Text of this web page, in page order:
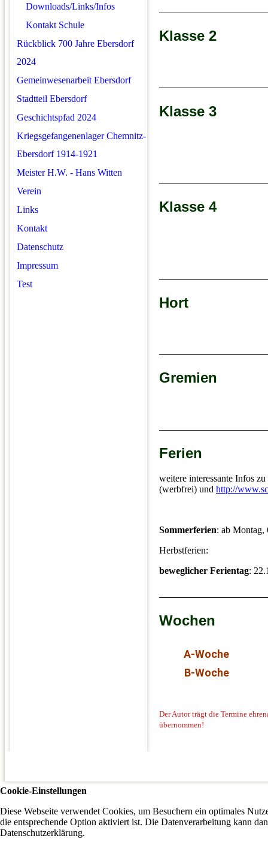
Downloads/Links/Infos
Kontakt Schule
Rückblick 700 Jahre Ebersdorf
2024
Gemeinwesenarbeit Ebersdorf
Stadtteil Ebersdorf
Geschichtspfad 2024
Kriegsgefangenenlager Chemnitz-
Ebersdorf 1914-1921
Meister H.W. - Hans Witten
Verein
Links
Kontakt
Datenschutz
Impressum
Test
Klasse 2
Klasse 3
Klasse 4
Hort
Gremien
Ferien
weitere interessante Infos
(werbfrei) und http://
Sommerferien: ab Montag,
Herbstferien:
beweglicher Ferientag:
Wochen
A-Woche
B-Woche
Der Autor trägt die Termine
übernommen!
Cookie-Einstellungen
Diese Webseite verwendet Cookies, um Besuchern ein optimales
die entsprechende Option aktiviert ist. Die Datenverarbeitung kann
Datenschutzerklärung.